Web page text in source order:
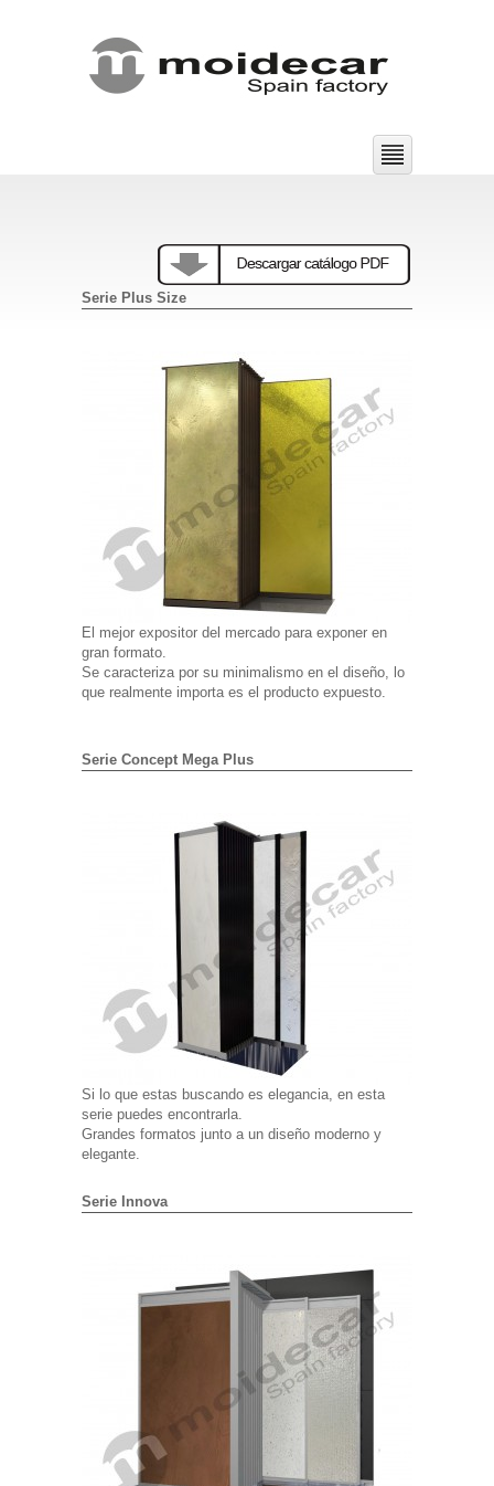
Serie Plus Size
El mejor expositor del mercado para exponer en
gran formato.
Se caracteriza por su minimalismo en el diseño, lo
que realmente importa es el producto expuesto.
Serie Concept Mega Plus
Si lo que estas buscando es elegancia, en esta
serie puedes encontrarla.
Grandes formatos junto a un diseño moderno y
elegante.
Serie Innova